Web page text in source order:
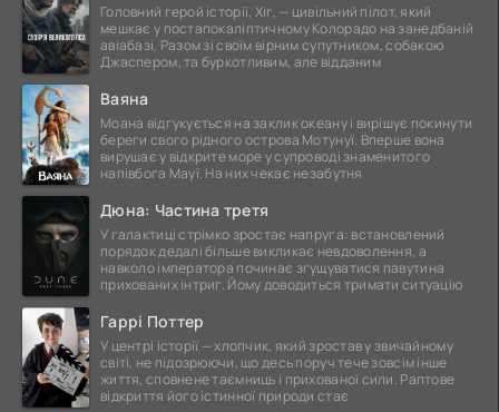
Головний герой історії, Хіг, — цивільний пілот, який
мешкає у постапокаліптичному Колорадо на занедбаній
авіабазі. Разом зі своїм вірним супутником, собакою
Джаспером, та буркотливим, але відданим
Ваяна
Моана відгукується на заклик океану і вирішує покинути
береги свого рідного острова Мотунуї. Вперше вона
вирушає у відкрите море у супроводі знаменитого
напівбога Мауї. На них чекає незабутня
Дюна: Частина третя
У галактиці стрімко зростає напруга: встановлений
порядок дедалі більше викликає невдоволення, а
навколо імператора починає згущуватися павутина
прихованих інтриг. Йому доводиться тримати ситуацію
Гаррі Поттер
У центрі історії — хлопчик, який зростав у звичайному
світі, не підозрюючи, що десь поруч тече зовсім інше
життя, сповнене таємниць і прихованої сили. Раптове
відкриття його істинної природи стає